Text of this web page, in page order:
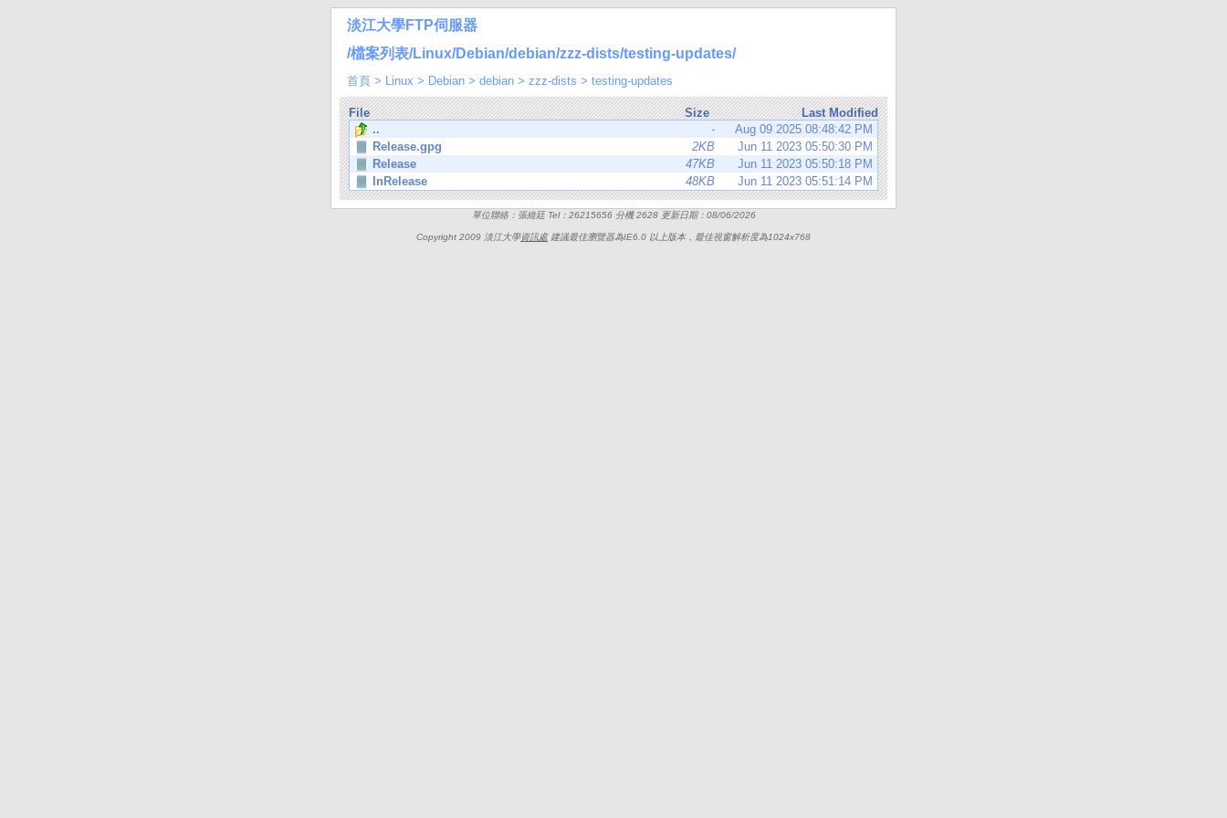
淡江大學FTP伺服器
/檔案列表/Linux/Debian/debian/zzz-dists/testing-updates/
首頁 > Linux > Debian > debian > zzz-dists > testing-updates
File Size
Last Modified
..
-
Aug 09 2025 08:48:42 PM
Release.gpg
2KB
Jun 11 2023 05:50:30 PM
Release
47KB
Jun 11 2023 05:50:18 PM
InRelease
48KB Jun 11 2023 05:51:14 PM
單位聯絡：張維廷 Tel：26215656 分機 2628 更新日期：08/06/2026
Copyright 2009 淡江大學資訊處建議最佳瀏覽器為IE6.0 以上版本，最佳視窗解析度為1024x768